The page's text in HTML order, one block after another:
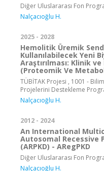
Diğer Uluslararası Fon
Nalçacıoğlu H.
2025 - 2028
Hemolitik Üremik
Kullanılabilecek Yeni
Araştırılması: Klinik
(Proteomik Ve
TÜBİTAK Projesi , 1001 -
Projelerini Destekleme
Nalçacıoğlu H.
2012 - 2024
An International
Autosomal Recessive
(ARPKD) - ARegPKD
Diğer Uluslararası Fon
Nalçacıoğlu H.